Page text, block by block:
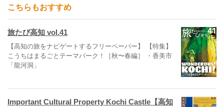
こちらもおすすめ
旅たび高知 vol.41
【高知の旅をナビゲートするフリーペーパー】 【特集】
こうちはまるごとテーマパーク！［秋〜春編］ ・香美市
「龍河洞」
Important Cultural Property Kochi Castle【高知